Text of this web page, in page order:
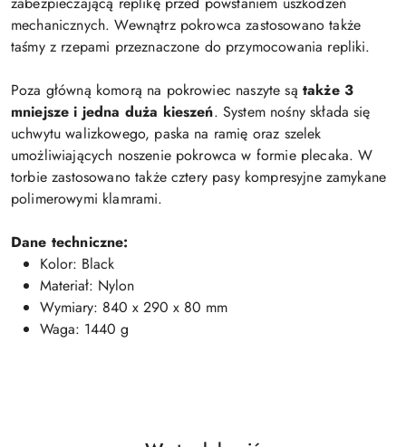
mechanicznych. Wewnątrz pokrowca zastosowano także
taśmy z rzepami przeznaczone do przymocowania repliki.
Poza główną komorą na pokrowiec naszyte są także 3
mniejsze i jedna duża kieszeń. System nośny składa się
uchwytu walizkowego, paska na ramię oraz szelek
umożliwiających noszenie pokrowca w formie plecaka. W
torbie zastosowano także cztery pasy kompresyjne zamykane
polimerowymi klamrami.
Dane techniczne:
Kolor: Black
Materiał: Nylon
Wymiary: 840 x 290 x 80 mm
Waga: 1440 g